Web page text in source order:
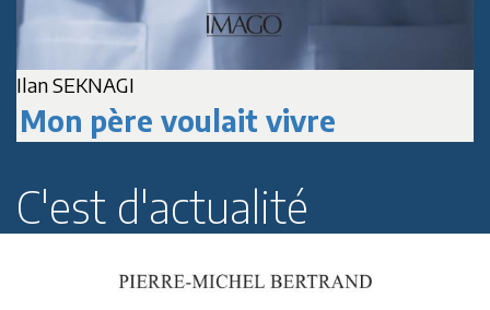
Jean-Marc DELPECH
Paul Roussenq
C'est d'actualité